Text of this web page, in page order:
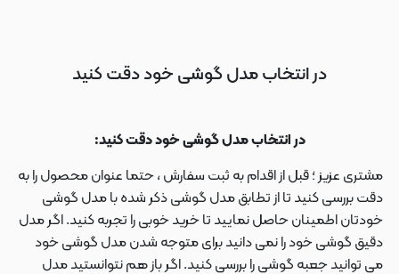
در انتخاب مدل گوشی خود دقت کنید
در انتخاب مدل گوشی خود دقت کنید:
مشتری عزیز ؛ قبل از اقدام به ثبت سفارش ، حتما عنوان محصول را به
دقت بررسی کنید تا از تطابق مدل گوشی ذکر شده با مدل گوشی
خودتان اطمینان حاصل نمایید تا خرید خوبی را تجربه کنید. اگر مدل
دقیق گوشی خود را نمی دانید برای متوجه شدن مدل گوشی خود
می توانید جعبه گوشی را بررسی کنید. اگر باز هم نتوانستید مدل